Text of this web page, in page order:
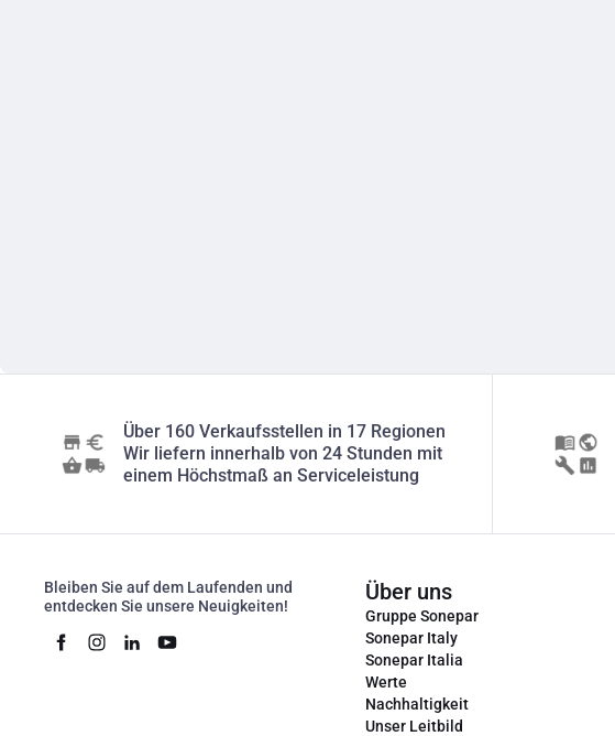
Über 160 Verkaufsstellen in 17 Regionen
Wir liefern innerhalb von 24 Stunden mit
einem Höchstmaß an Serviceleistung
Bleiben Sie auf dem Laufenden und
entdecken Sie unsere Neuigkeiten!
Über uns
Gruppe Sonepar
Sonepar Italy
Sonepar Italia
Werte
Nachhaltigkeit
Unser Leitbild